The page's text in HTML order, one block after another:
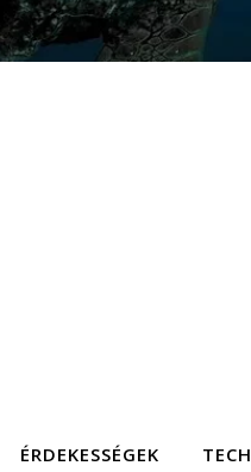
ÉRDEKESSÉGEK TECH